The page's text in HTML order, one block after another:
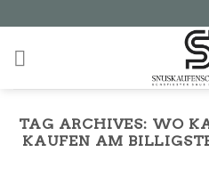
to
content
TAG ARCHIVES: WO
KAUFEN AM